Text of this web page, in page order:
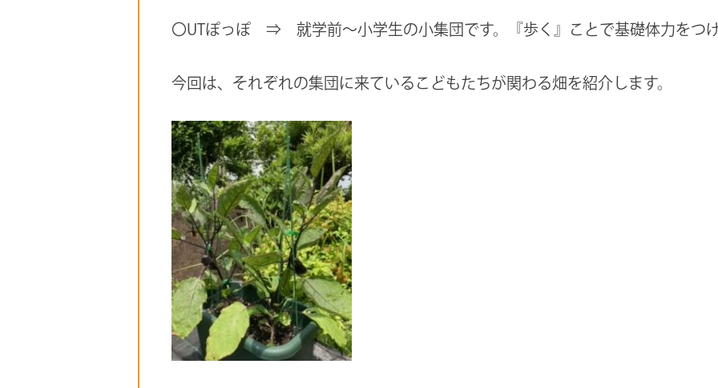
〇UTぽっぽ ⇒ 就学前～小学生の小集団です。『歩く』ことで基礎体力をつ
今回は、それぞれの集団に来ているこどもたちが関わる畑を紹介します。